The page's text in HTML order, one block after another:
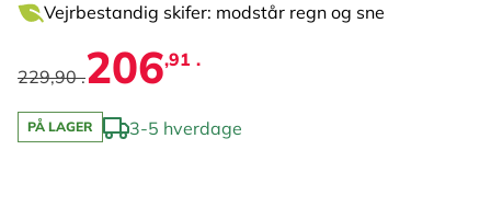
Vejrbestandig skifer: modstår regn og sne
229,90 .206,91 .
PÅ LAGER 3-5 hverdage